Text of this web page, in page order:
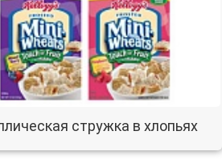
стружка в хлопьях